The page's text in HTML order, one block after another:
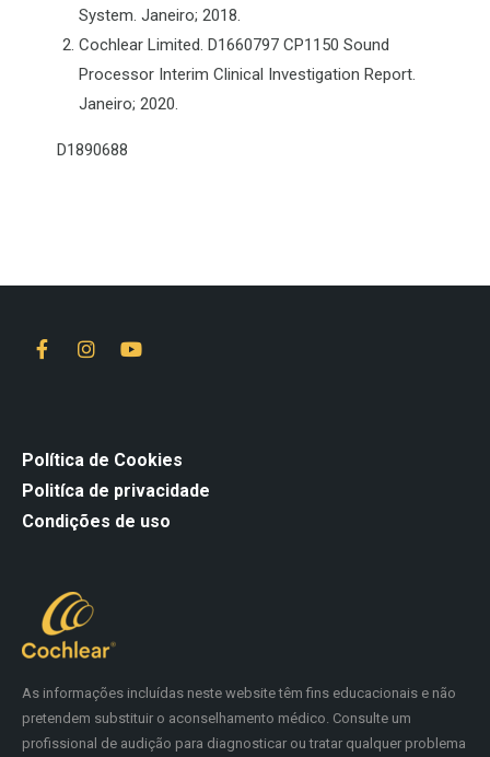
System. Janeiro; 2018.
Cochlear Limited. D1660797 CP1150 Sound
Processor Interim Clinical Investigation Report.
Janeiro; 2020.
D1890688
As informações incluídas neste website têm fins educacionais e não
pretendem substituir o aconselhamento médico. Consulte um
profissional de audição para diagnosticar ou tratar qualquer problema
Política de Cookies
Politíca de privacidade
Condições de uso